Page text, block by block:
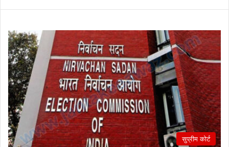
सुप्रीम कोर्ट